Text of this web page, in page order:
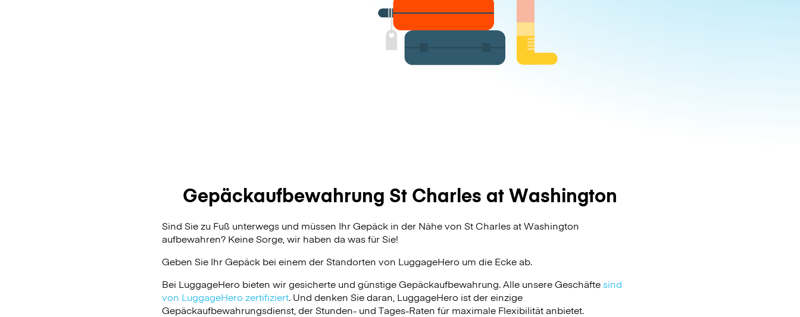
Gepäckaufbewahrung St Charles at Washington
Sind Sie zu Fuß unterwegs und müssen Ihr Gepäck in der Nähe von St Charles at Washington
aufbewahren? Keine Sorge, wir haben da was für Sie!
Geben Sie Ihr Gepäck bei einem der Standorten von LuggageHero um die Ecke ab.
Bei LuggageHero bieten wir gesicherte und günstige Gepäckaufbewahrung. Alle unsere Geschäftesind
von LuggageHero zertifiziert. Und denken Sie daran, LuggageHero ist der einzige
Gepäckaufbewahrungsdienst, der Stunden- und Tages-Raten für maximale Flexibilität anbietet.